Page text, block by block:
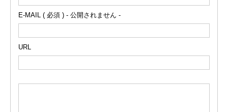
E-MAIL ( 必須 ) - 公開されません -
URL